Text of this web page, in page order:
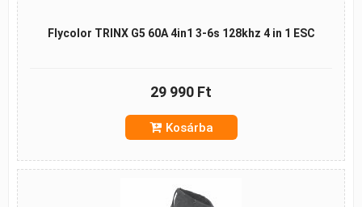
Flycolor TRINX G5 60A 4in1 3-6s 128khz 4 in 1 ESC
29 990 Ft
Kosárba